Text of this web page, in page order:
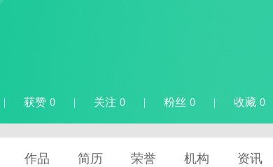
| 获赞 0 | 关注 0 | 粉丝 0 | 收藏 0
作品 简历 荣誉 机构 资讯